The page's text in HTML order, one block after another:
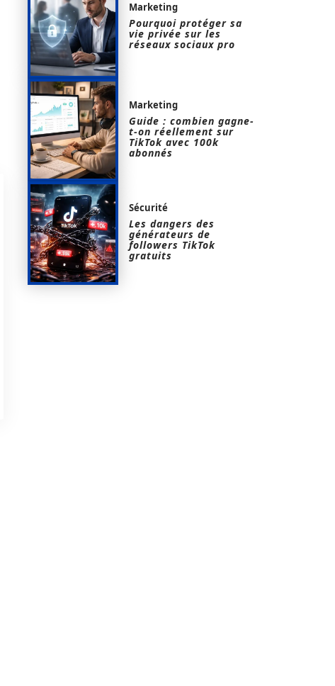
Marketing
Pourquoi protéger sa
vie privée sur les
réseaux sociaux pro
Marketing
Guide : combien gagne-
t-on réellement sur
TikTok avec 100k
abonnés
Sécurité
Les dangers des
générateurs de
followers TikTok
gratuits